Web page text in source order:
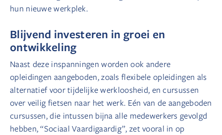
hun nieuwe werkplek.
Blijvend investeren in groei en
ontwikkeling
Naast deze inspanningen worden ook andere
opleidingen aangeboden, zoals flexibele opleidingen als
alternatief voor tijdelijke werkloosheid, en cursussen
over veilig fietsen naar het werk. Eén van de aangeboden
cursussen, die intussen bijna alle medewerkers gevolgd
hebben, “Sociaal Vaardigaardig”, zet vooral in op